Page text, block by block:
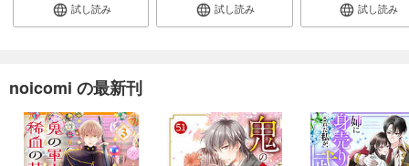
試し読み 試し読み 試し読み
noicomi の最新刊